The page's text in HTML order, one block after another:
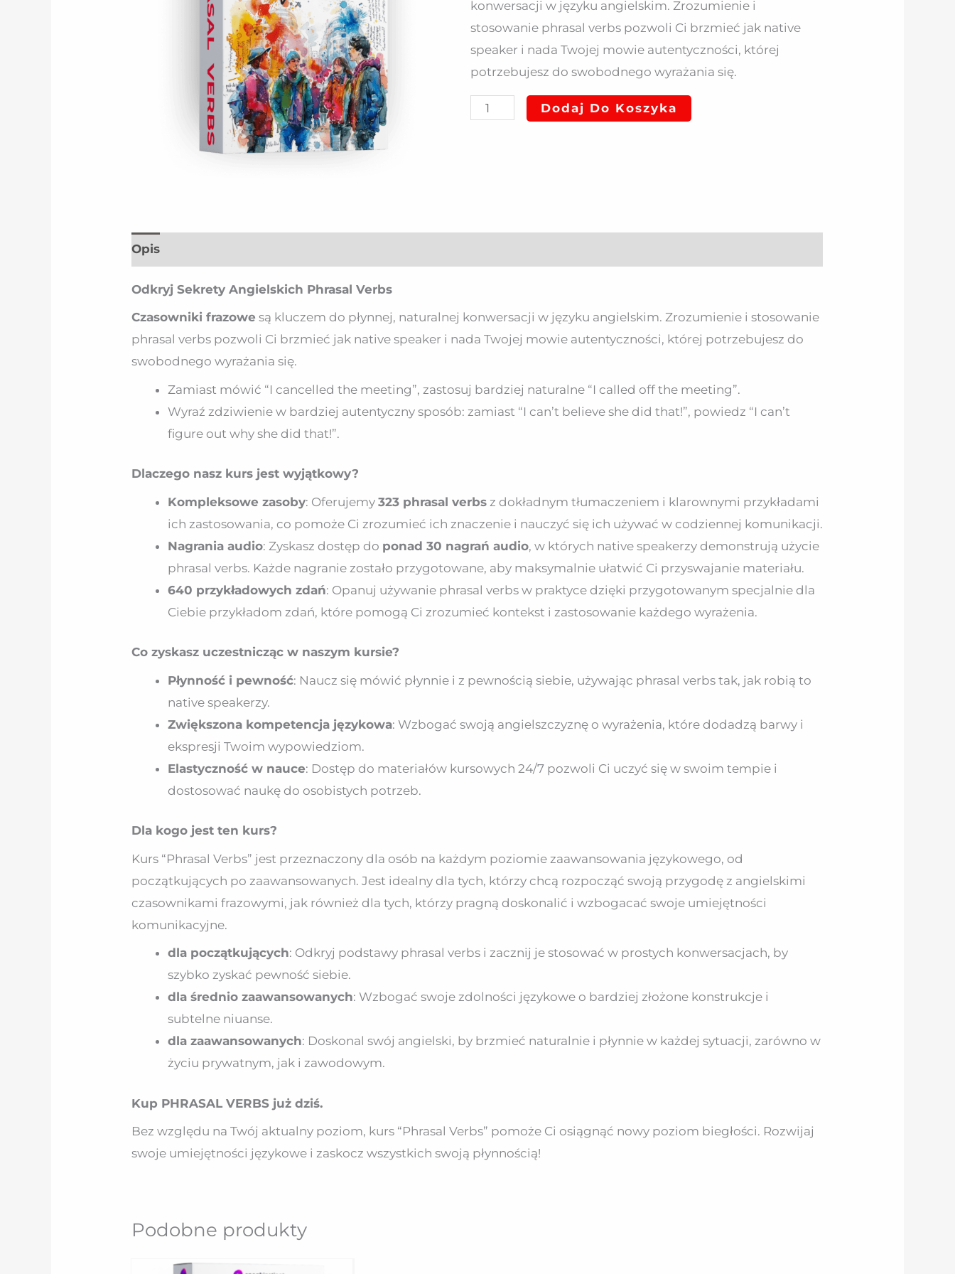
konwersacji w języku angielskim. Zrozumienie i
stosowanie phrasal verbs pozwoli Ci brzmieć jak native
speaker i nada Twojej mowie autentyczności, której
potrzebujesz do swobodnego wyrażania się.
Dodaj Do Koszyka
Opis
Odkryj Sekrety Angielskich Phrasal Verbs
Czasowniki frazowe są kluczem do płynnej, naturalnej konwersacji w języku angielskim. Zrozumienie i stosowanie
phrasal verbs pozwoli Ci brzmieć jak native speaker i nada Twojej mowie autentyczności, której potrzebujesz do
swobodnego wyrażania się.
Zamiast mówić “I cancelled the meeting”, zastosuj bardziej naturalne “I called off the meeting”.
Wyraź zdziwienie w bardziej autentyczny sposób: zamiast “I can’t believe she did that!”, powiedz “I can’t
figure out why she did that!”.
Dlaczego nasz kurs jest wyjątkowy?
Kompleksowe zasoby: Oferujemy323 phrasal verbs z dokładnym tłumaczeniem i klarownymi przykładami
ich zastosowania, co pomoże Ci zrozumieć ich znaczenie i nauczyć się ich używać w codziennej komunikacji.
Nagrania audio: Zyskasz dostęp do ponad 30 nagrań audio, w których native speakerzy demonstrują użycie
phrasal verbs. Każde nagranie zostało przygotowane, aby maksymalnie ułatwić Ci przyswajanie materiału.
640 przykładowych zdań: Opanuj używanie phrasal verbs w praktyce dzięki przygotowanym specjalnie dla
Ciebie przykładom zdań, które pomogą Ci zrozumieć kontekst i zastosowanie każdego wyrażenia.
Co zyskasz uczestnicząc w naszym kursie?
Płynność i pewność: Naucz się mówić płynnie i z pewnością siebie, używając phrasal verbs tak, jak robią to
native speakerzy.
Zwiększona kompetencja językowa: Wzbogać swoją angielszczyznę o wyrażenia, które dodadzą barwy i
ekspresji Twoim wypowiedziom.
Elastyczność w nauce: Dostęp do materiałów kursowych 24/7 pozwoli Ci uczyć się w swoim tempie i
dostosować naukę do osobistych potrzeb.
Dla kogo jest ten kurs?
Kurs “Phrasal Verbs” jest przeznaczony dla osób na każdym poziomie zaawansowania językowego, od
początkujących po zaawansowanych. Jest idealny dla tych, którzy chcą rozpocząć swoją przygodę z angielskimi
czasownikami frazowymi, jak również dla tych, którzy pragną doskonalić i wzbogacać swoje umiejętności
komunikacyjne.
dla początkujących: Odkryj podstawy phrasal verbs i zacznij je stosować w prostych konwersacjach, by
szybko zyskać pewność siebie.
dla średnio zaawansowanych: Wzbogać swoje zdolności językowe o bardziej złożone konstrukcje i
subtelne niuanse.
dla zaawansowanych: Doskonal swój angielski, by brzmieć naturalnie i płynnie w każdej sytuacji, zarówno w
życiu prywatnym, jak i zawodowym.
Kup PHRASAL VERBS już dziś.
Bez względu na Twój aktualny poziom, kurs “Phrasal Verbs” pomoże Ci osiągnąć nowy poziom biegłości. Rozwijaj
swoje umiejętności językowe i zaskocz wszystkich swoją płynnością!
Podobne produkty